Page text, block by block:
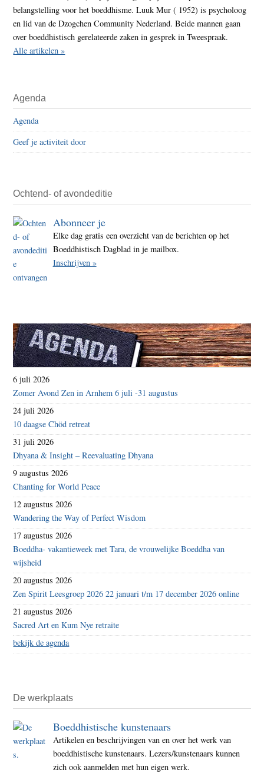
belangstelling voor het boeddhisme. Luuk Mur ( 1952) is psycholoog
en lid van de Dzogchen Community Nederland. Beide mannen gaan
over boeddhistisch gerelateerde zaken in gesprek in Tweespraak.
Alle artikelen »
Agenda
Agenda
Geef je activiteit door
Ochtend- of avondeditie
Abonneer je
Elke dag gratis een overzicht van de berichten op het
Boeddhistisch Dagblad in je mailbox.
Inschrijven »
6 juli 2026
Zomer Avond Zen in Arnhem 6 juli -31 augustus
24 juli 2026
10 daagse Chöd retreat
31 juli 2026
Dhyana & Insight – Reevaluating Dhyana
9 augustus 2026
Chanting for World Peace
12 augustus 2026
Wandering the Way of Perfect Wisdom
17 augustus 2026
Boeddha- vakantieweek met Tara, de vrouwelijke Boeddha van
wijsheid
20 augustus 2026
Zen Spirit Leesgroep 2026 22 januari t/m 17 december 2026 online
21 augustus 2026
Sacred Art en Kum Nye retraite
bekijk de agenda
De werkplaats
Boeddhistische kunstenaars
Artikelen en beschrijvingen van en over het werk van
boeddhistische kunstenaars. Lezers/kunstenaars kunnen
zich ook aanmelden met hun eigen werk.